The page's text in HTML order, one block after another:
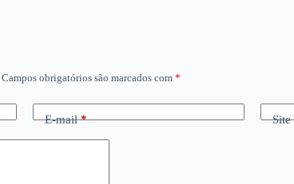
Campos obrigatórios são marcados com *
E-mail* Site